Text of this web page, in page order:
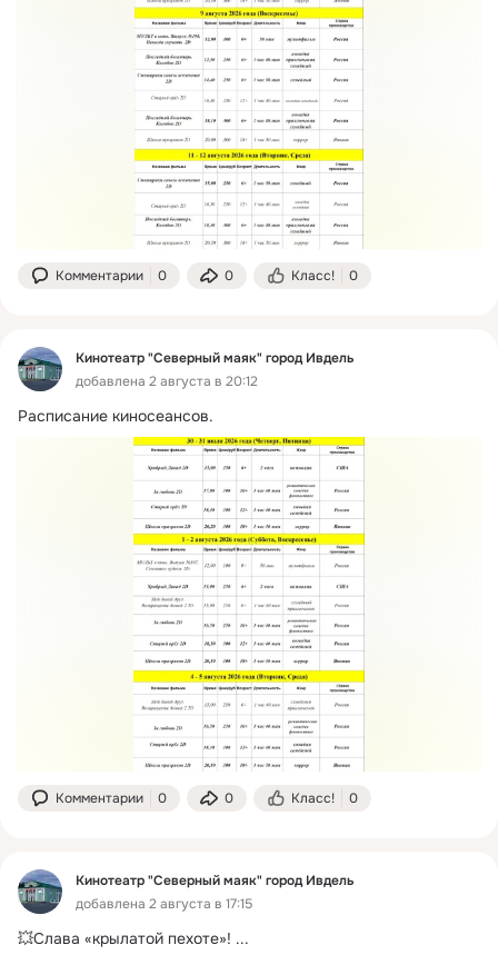
Комментарии 0 0 Класс! 0
Кинотеатр "Северный маяк" город Ивдель
добавлена 2 августа в 20:12
Расписание киносеансов.
Комментарии 0 0 Класс! 0
Кинотеатр "Северный маяк" город Ивдель
добавлена 2 августа в 17:15
💥Слава «крылатой пехоте»! ...